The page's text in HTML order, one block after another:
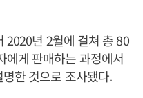
2020년 2월에 걸쳐 총 80
에게 판매하는 과정에서
한 것으로 조사됐다.